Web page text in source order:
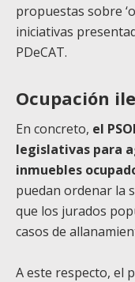
propuestas sobre
iniciativas
PDeCAT.
Ocupación
En concreto, el
legislativas para
inmuebles
puedan ordenar la
que los jurados
casos de
A este respecto, el